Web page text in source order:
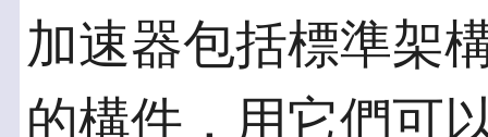
加速器包括標準架
的構件，用它們可